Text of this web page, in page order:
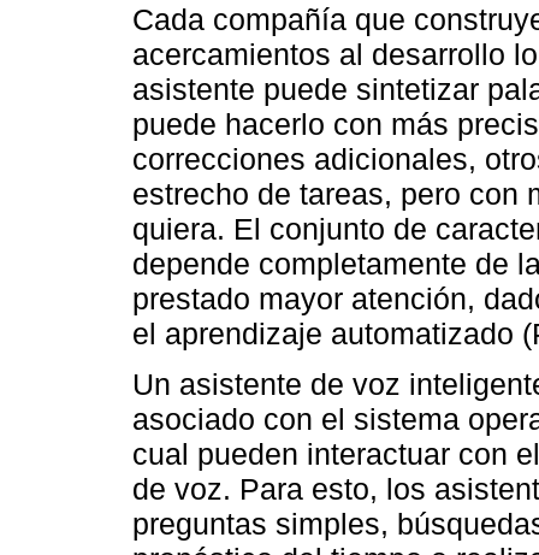
Cada compañía que
acercamientos al desarrollo
asistente puede sintetizar
puede hacerlo con más
correcciones adicionales,
estrecho de tareas, pero con
quiera. El conjunto de
depende completamente de
prestado mayor atención,
el aprendizaje automatizado
Un asistente de voz
asociado con el sistema
cual pueden interactuar con
de voz. Para esto, los
preguntas simples,